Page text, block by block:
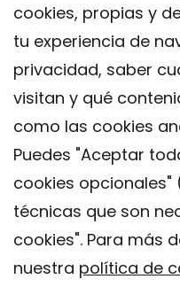
cookies, propias y
tu experiencia de
privacidad, saber
visitan y qué
como las cookies
Puedes "Aceptar
cookies opcionales"
técnicas que son
cookies". Para más
nuestra política de
Contacto
Política de privacidad